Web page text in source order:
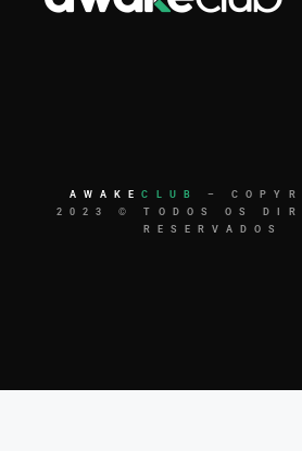
AWAKECLUB
–
2023 © TODOS OS
RESERVADOS